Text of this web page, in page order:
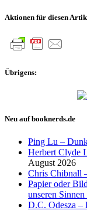
der
Aktionen für diesen
Übrigens:
Neu auf booknerds.de
Ping Lu –
Herbert Clyde
August 2026
Chris Chibnall
Papier oder
unseren Sinnen
D.C. Odesza –